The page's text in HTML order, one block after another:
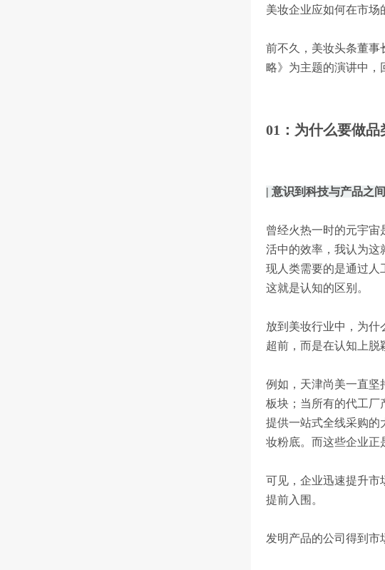
美妆企业应如何在市场
前不久，美妆头条董事
略》为主题的演讲中，
01：为什么要做品
| 意识到科技与产品之
曾经火热一时的元宇宙
活中的效率，我认为
现人类需要的是通过人
这就是认知的区别。
放到美妆行业中，为什
超前，而是在认知上脱
例如，天津尚美一直坚
板块；当所有的代工厂
提供一站式全线采购的
妆粉底。而这些企业正
可见，企业迅速提升市
提前入围。
发明产品的公司得到市